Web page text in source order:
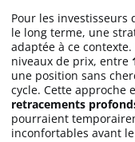
Pour les
le long terme, une
adaptée à ce
niveaux de prix, entre
une position sans
cycle. Cette approche
retracements
pourraient
inconfortables avant